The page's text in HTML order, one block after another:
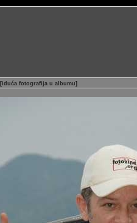
[iduća fotografija u albumu]